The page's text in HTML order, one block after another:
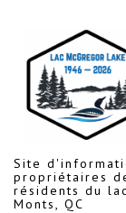
content
Site
propriétaires
résidents du
Monts, QC